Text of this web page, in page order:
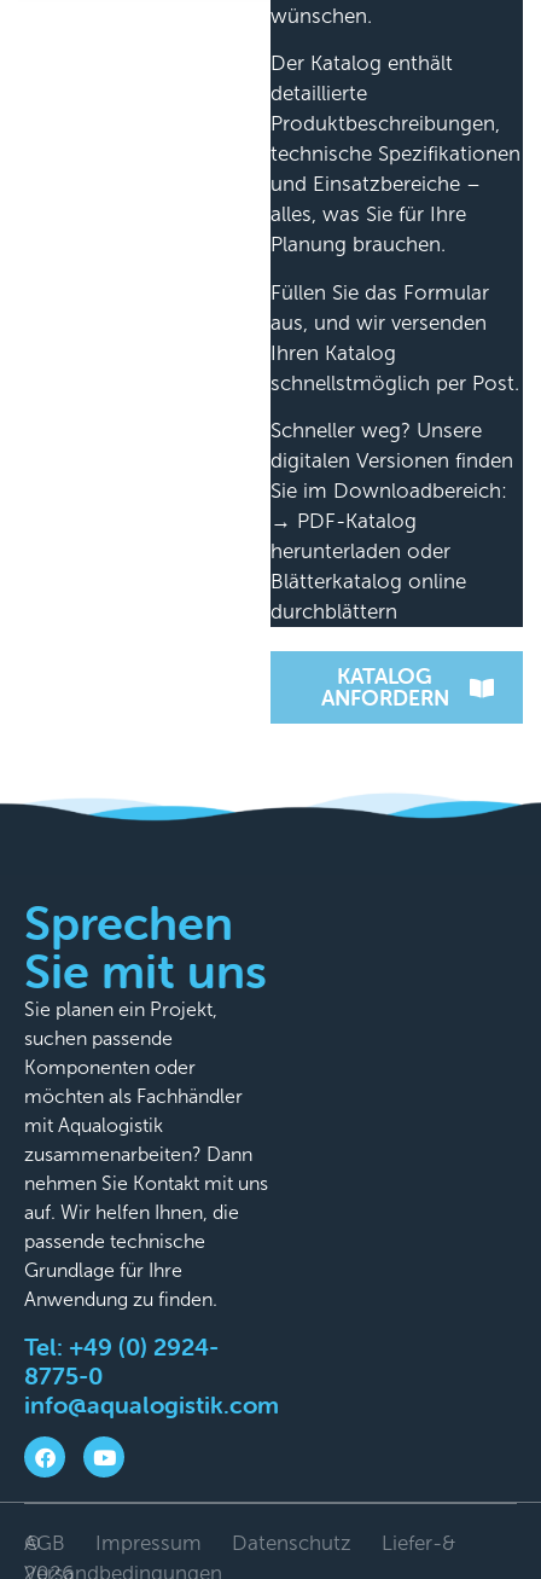
wünschen.
Der Katalog enthält
detaillierte
Produktbeschreibungen,
technische Spezifikationen
und Einsatzbereiche –
alles, was Sie für Ihre
Planung brauchen.
Füllen Sie das Formular
aus, und wir versenden
Ihren Katalog
schnellstmöglich per Post.
Schneller weg? Unsere
digitalen Versionen finden
Sie im Downloadbereich:
→ PDF-Katalog
herunterladen oder
Blätterkatalog online
durchblättern
KATALOG
ANFORDERN
Sprechen
Sie mit uns
Sie planen ein Projekt,
suchen passende
Komponenten oder
möchten als Fachhändler
mit Aqualogistik
zusammenarbeiten? Dann
nehmen Sie Kontakt mit uns
auf. Wir helfen Ihnen, die
passende technische
Grundlage für Ihre
Anwendung zu finden.
Tel: +49 (0) 2924-
8775-0
info@aqualogistik.com
©
2026
AGB Impressum Datenschutz
Liefer-&
Versandbedingungen